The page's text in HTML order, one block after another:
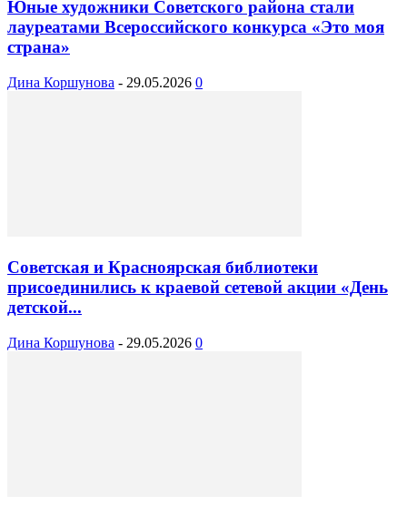
Юные художники Советского района стали
лауреатами Всероссийского конкурса «Это моя
страна»
Дина Коршунова - 29.05.2026 0
Советская и Красноярская библиотеки
присоединились к краевой сетевой акции «День
детской...
Дина Коршунова - 29.05.2026 0